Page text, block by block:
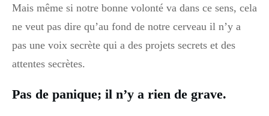
Mais même si notre bonne volonté va dans ce sens, cela
ne veut pas dire qu’au fond de notre cerveau il n’y a
pas une voix secrète qui a des projets secrets et des
attentes secrètes.
Pas de panique; il n’y a rien de grave.